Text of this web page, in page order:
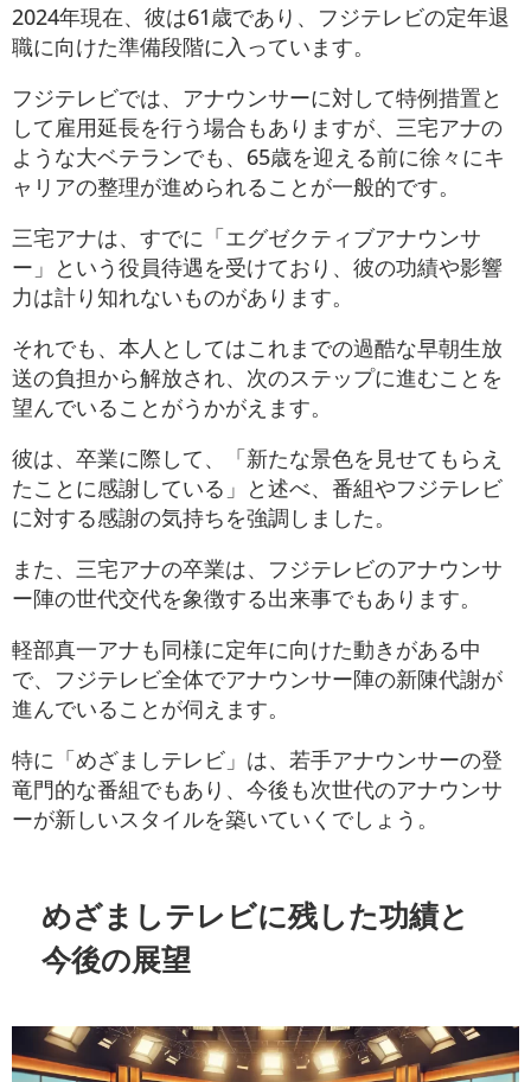
2024年現在、彼は61歳であり、フジテレビの定年退
職に向けた準備段階に入っています。
フジテレビでは、アナウンサーに対して特例措置と
して雇用延長を行う場合もありますが、三宅アナの
ような大ベテランでも、65歳を迎える前に徐々にキ
ャリアの整理が進められることが一般的です。
三宅アナは、すでに「エグゼクティブアナウンサ
ー」という役員待遇を受けており、彼の功績や影響
力は計り知れないものがあります。
それでも、本人としてはこれまでの過酷な早朝生放
送の負担から解放され、次のステップに進むことを
望んでいることがうかがえます。
彼は、卒業に際して、「新たな景色を見せてもらえ
たことに感謝している」と述べ、番組やフジテレビ
に対する感謝の気持ちを強調しました。
また、三宅アナの卒業は、フジテレビのアナウンサ
ー陣の世代交代を象徴する出来事でもあります。
軽部真一アナも同様に定年に向けた動きがある中
で、フジテレビ全体でアナウンサー陣の新陳代謝が
進んでいることが伺えます。
特に「めざましテレビ」は、若手アナウンサーの登
竜門的な番組でもあり、今後も次世代のアナウンサ
ーが新しいスタイルを築いていくでしょう。
めざましテレビに残した功績と
今後の展望